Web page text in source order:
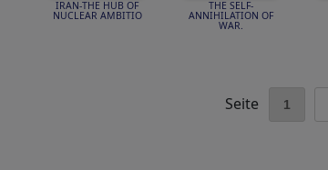
IRAN-THE HUB OF
NUCLEAR AMBITIO
THE SELF-
ANNIHILATION OF
WAR.
Seite 1